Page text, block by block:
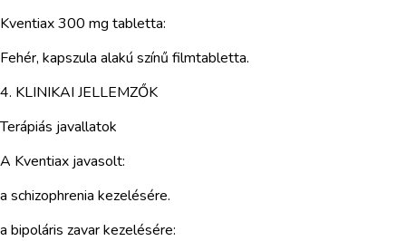
Kventiax 300 mg tabletta:
Fehér, kapszula alakú színű filmtabletta.
4. KLINIKAI JELLEMZŐK
Terápiás javallatok
A Kventiax javasolt:
a schizophrenia kezelésére.
a bipoláris zavar kezelésére: